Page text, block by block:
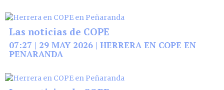
Las noticias de COPE
07:27 | 29 MAY 2026 | HERRERA EN COPE EN
PEÑARANDA